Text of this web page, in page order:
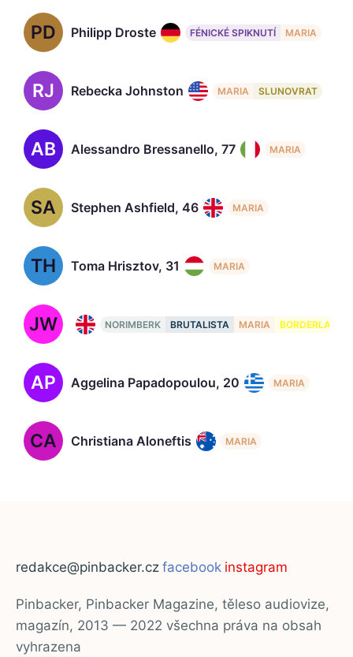
PD Philipp Droste FÉNICKÉ SPIKNUTÍ MARIA
RJ Rebecka Johnston MARIA SLUNOVRAT
AB Alessandro Bressanello, 77 MARIA
SA Stephen Ashfield, 46 MARIA
TH Toma Hrisztov, 31 MARIA
JW Jeremy Wheeler
NORIMBERK BRUTALISTA MARIA BORDERLANDS
AP Aggelina Papadopoulou, 20 MARIA
CA Christiana Aloneftis MARIA
redakce@pinbacker.cz facebook instagram
Pinbacker, Pinbacker Magazine, těleso audiovize,
magazín, 2013 — 2022 všechna práva na obsah
vyhrazena